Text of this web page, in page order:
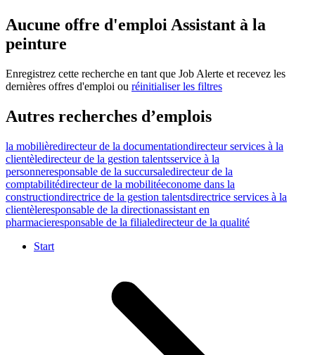
Aucune offre d'emploi Assistant à la
peinture
Enregistrez cette recherche en tant que Job Alerte et recevez les
dernières offres d'emploi ou réinitialiser les filtres
Autres recherches d’emplois
la mobilièredirecteur de la documentationdirecteur services à la
clientèledirecteur de la gestion talentsservice à la
personneresponsable de la succursaledirecteur de la
comptabilitédirecteur de la mobilitéeconome dans la
constructiondirectrice de la gestion talentsdirectrice services à la
clientèleresponsable de la directionassistant en
pharmacieresponsable de la filialedirecteur de la qualité
Start